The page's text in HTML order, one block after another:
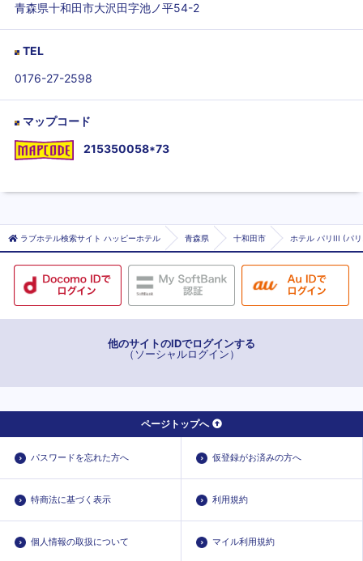
青森県十和田市大沢田字池ノ平54-2
TEL
0176-27-2598
マップコード
215350058*73
ラブホテル検索サイト ハッピーホテル 青森県 十和田市 ホテル パリIII (パ
他のサイトのIDでログインする
（ソーシャルログイン）
ページトップへ
パスワードを忘れた方へ 仮登録がお済みの方へ
特商法に基づく表示 利用規約
個人情報の取扱について マイル利用規約